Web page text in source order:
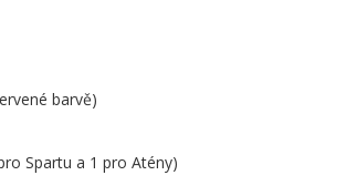
barvě)
Spartu a 1 pro Atény)